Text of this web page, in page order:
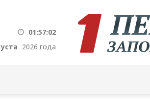
01:57:03
2026 года